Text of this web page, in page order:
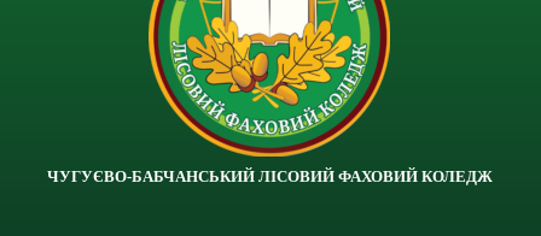
ЧУГУЄВО-БАБЧАНСЬКИЙ ЛІСОВИЙ ФАХОВИЙ КОЛЕДЖ